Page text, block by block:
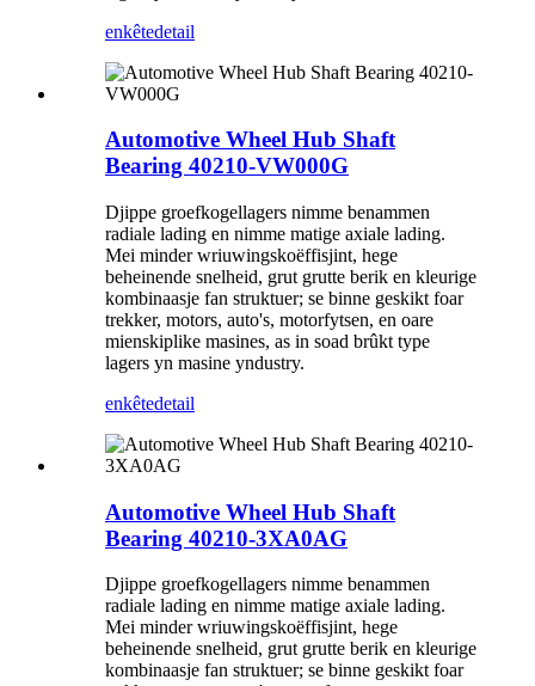
enkêtedetail
Automotive Wheel Hub Shaft
Bearing 40210-VW000G
Djippe groefkogellagers nimme benammen
radiale lading en nimme matige axiale lading.
Mei minder wriuwingskoëffisjint, hege
beheinende snelheid, grut grutte berik en kleurige
kombinaasje fan struktuer; se binne geskikt foar
trekker, motors, auto's, motorfytsen, en oare
mienskiplike masines, as in soad brûkt type
lagers yn masine yndustry.
enkêtedetail
Automotive Wheel Hub Shaft
Bearing 40210-3XA0AG
Djippe groefkogellagers nimme benammen
radiale lading en nimme matige axiale lading.
Mei minder wriuwingskoëffisjint, hege
beheinende snelheid, grut grutte berik en kleurige
kombinaasje fan struktuer; se binne geskikt foar